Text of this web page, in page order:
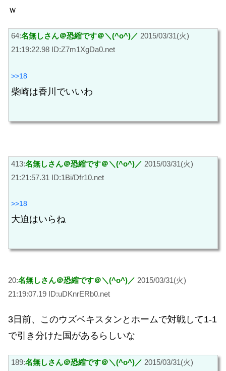
ｗ
64:名無しさん＠恐縮です＠＼(^o^)／ 2015/03/31(火)
21:19:22.98 ID:Z7m1XgDa0.net
>>18
柴崎は香川でいいわ
413:名無しさん＠恐縮です＠＼(^o^)／ 2015/03/31(火)
21:21:57.31 ID:1Bi/Dfr10.net
>>18
大迫はいらね
20:名無しさん＠恐縮です＠＼(^o^)／ 2015/03/31(火)
21:19:07.19 ID:uDKnrERb0.net
3日前、このウズベキスタンとホームで対戦して1-1
で引き分けた国があるらしいな
189:名無しさん＠恐縮です＠＼(^o^)／ 2015/03/31(火)